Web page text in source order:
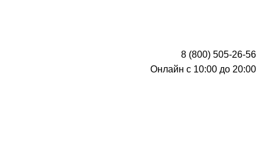
8 (800) 505-26-56
Онлайн с 10:00 до 20:00